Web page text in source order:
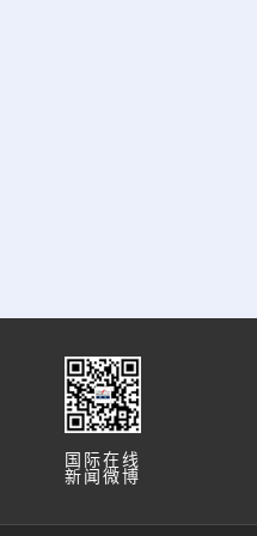
国际在线
新闻微博